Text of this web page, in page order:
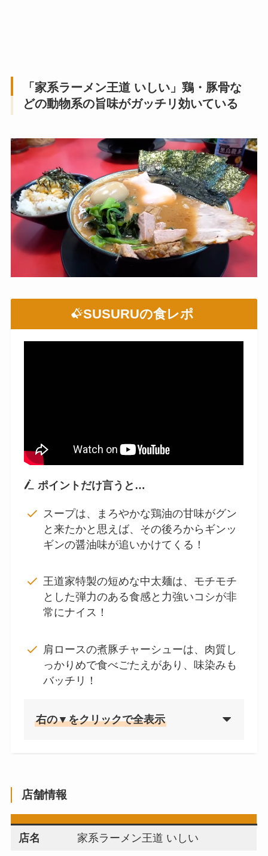
「家系ラーメン王道 いしい」鶏・豚骨な
どの動物系の旨味がガッチリ効いている
SUSURUの食レポ
ポイントだけ言うと…
スープは、まろやかな鶏油の甘味がグン
と来たかと思えば、その後ろからギンッ
ギンの醤油味が追いかけてくる！
王道家特製の短めな中太麺は、モチモチ
とした弾力のある食感と力強いコシが非
常にナイス！
肩ロースの煮豚チャーシューは、肉質し
っかりめで食べごたえがあり、味染みも
バッチリ！
右の▼をクリックで全表示
店舗情報
店名 家系ラーメン王道 いしい